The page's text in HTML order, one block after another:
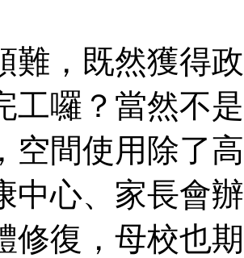
難，既然獲得
工囉？當然不
空間使用除了
中心、家長會
修復，母校也